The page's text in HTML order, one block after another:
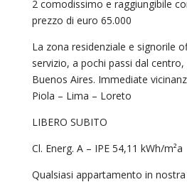
2 comodissimo e raggiungibile
prezzo di euro 65.000
La zona residenziale e signorile
servizio, a pochi passi dal
Buenos Aires. Immediate
Piola – Lima – Loreto
LIBERO SUBITO
Cl. Energ. A – IPE 54,11 kWh/m²a
Qualsiasi appartamento in